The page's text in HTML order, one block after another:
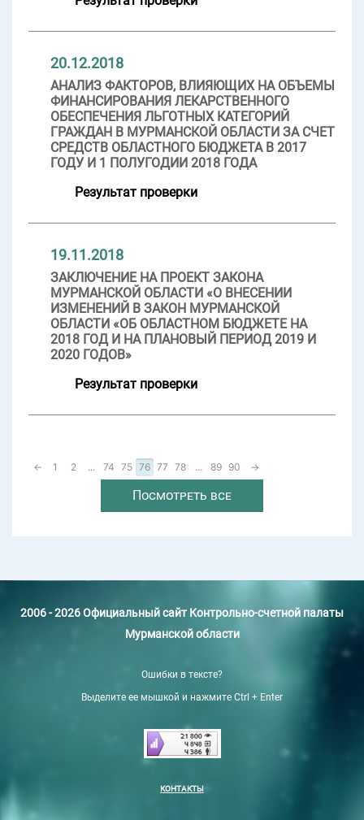
20.12.2018
АНАЛИЗ ФАКТОРОВ, ВЛИЯЮЩИХ НА ОБЪЕМЫ
ФИНАНСИРОВАНИЯ ЛЕКАРСТВЕННОГО
ОБЕСПЕЧЕНИЯ ЛЬГОТНЫХ КАТЕГОРИЙ
ГРАЖДАН В МУРМАНСКОЙ ОБЛАСТИ ЗА СЧЕТ
СРЕДСТВ ОБЛАСТНОГО БЮДЖЕТА В 2017
ГОДУ И 1 ПОЛУГОДИИ 2018 ГОДА
Результат проверки
19.11.2018
ЗАКЛЮЧЕНИЕ НА ПРОЕКТ ЗАКОНА
МУРМАНСКОЙ ОБЛАСТИ «О ВНЕСЕНИИ
ИЗМЕНЕНИЙ В ЗАКОН МУРМАНСКОЙ
ОБЛАСТИ «ОБ ОБЛАСТНОМ БЮДЖЕТЕ НА
2018 ГОД И НА ПЛАНОВЫЙ ПЕРИОД 2019 И
2020 ГОДОВ»
Результат проверки
← 1 2 ... 74 75 76 77 78 ... 89 90 →
Посмотреть все
2006 - 2026 Официальный сайт Контрольно-счетной палаты
Мурманской области
Ошибки в тексте?
Выделите ее мышкой и нажмите Ctrl + Enter
КОНТАКТЫ